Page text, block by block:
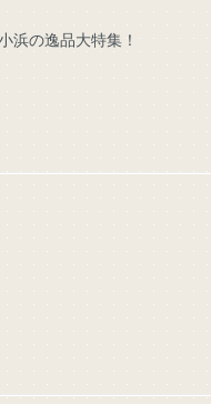
の逸品大特集！